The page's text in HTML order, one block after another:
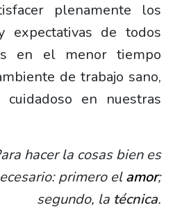
plenamente los
expectativas de todos
en el menor tiempo
de trabajo sano,
en nuestras
hacer la cosas bien es
primero elamor;
segundo, la técnica.